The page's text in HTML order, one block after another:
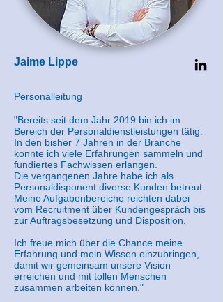
Jaime Lippe
Personalleitung
"Bereits seit dem Jahr 2019 bin ich im
Bereich der Personaldienstleistungen tätig.
In den bisher 7 Jahren in der Branche
konnte ich viele Erfahrungen sammeln und
fundiertes Fachwissen erlangen.
Die vergangenen Jahre habe ich als
Personaldisponent diverse Kunden betreut.
Meine Aufgabenbereiche reichten dabei
vom Recruitment über Kundengespräch bis
zur Auftragsbesetzung und Disposition.
Ich freue mich über die Chance meine
Erfahrung und mein Wissen einzubringen,
damit wir gemeinsam unsere Vision
erreichen und mit tollen Menschen
zusammen arbeiten können."